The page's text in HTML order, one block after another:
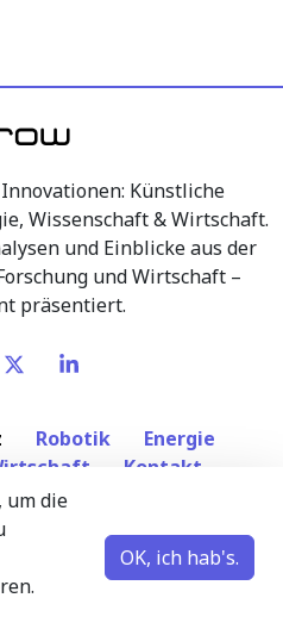
Künstliche
Wissenschaft & Wirtschaft.
und Einblicke aus der
und Wirtschaft –
präsentiert.
Robotik
Energie
Kontakt
Neuigkeiten
Woche.
um die
OK, ich hab's.